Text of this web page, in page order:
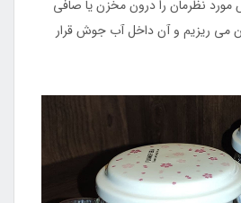
مورد نظرمان را درون مخزن یا صافی
می ریزیم و آن داخل آب جوش قرار